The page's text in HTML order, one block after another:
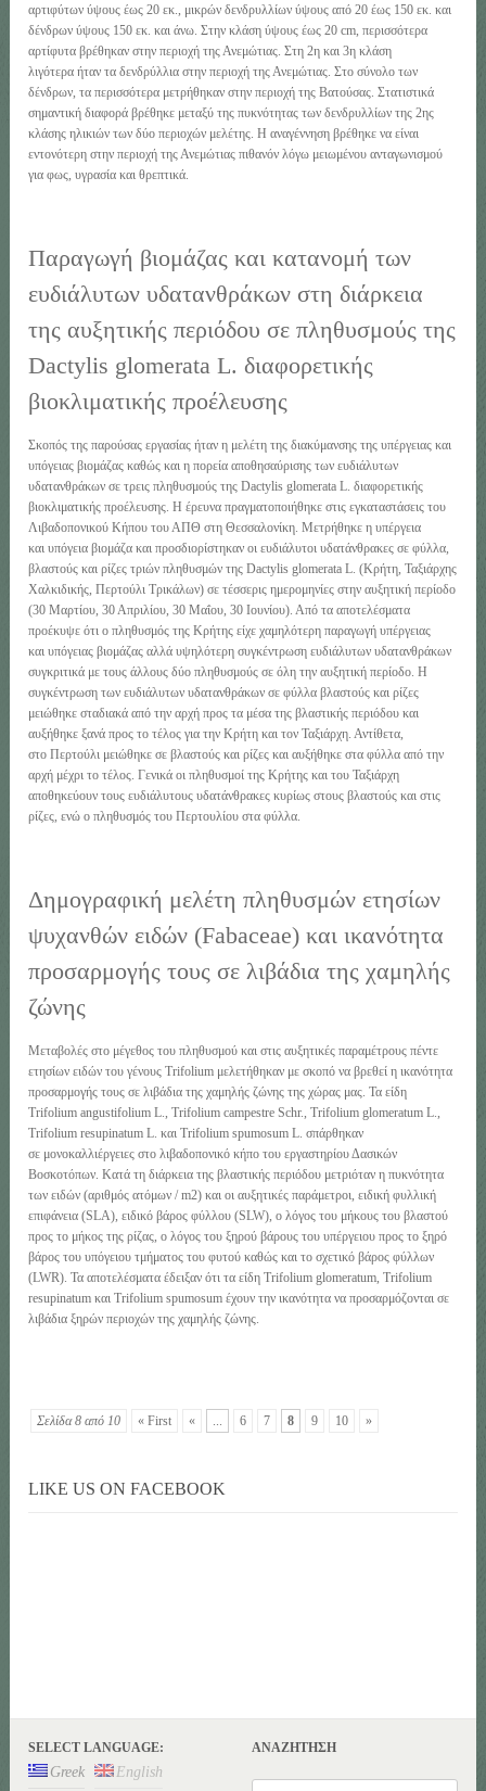
αρτιφύτων ύψους έως 20 εκ., μικρών δενδρυλλίων ύψους από 20 έως 150 εκ. και
δένδρων ύψους 150 εκ. και άνω. Στην κλάση ύψους έως 20 cm, περισσότερα
αρτίφυτα βρέθηκαν στην περιοχή της Ανεμώτιας. Στη 2η και 3η κλάση
λιγότερα ήταν τα δενδρύλλια στην περιοχή της Ανεμώτιας. Στο σύνολο των
δένδρων, τα περισσότερα μετρήθηκαν στην περιοχή της Βατούσας. Στατιστικά
σημαντική διαφορά βρέθηκε μεταξύ της πυκνότητας των δενδρυλλίων της 2ης
κλάσης ηλικιών των δύο περιοχών μελέτης. Η αναγέννηση βρέθηκε να είναι
εντονότερη στην περιοχή της Ανεμώτιας πιθανόν λόγω μειωμένου ανταγωνισμού
για φως, υγρασία και θρεπτικά.
Παραγωγή βιομάζας και κατανομή των
ευδιάλυτων υδατανθράκων στη διάρκεια
της αυξητικής περιόδου σε πληθυσμούς της
Dactylis glomerata L. διαφορετικής
βιοκλιματικής προέλευσης
Σκοπός της παρούσας εργασίας ήταν η μελέτη της διακύμανσης της υπέργειας και
υπόγειας βιομάζας καθώς και η πορεία αποθησαύρισης των ευδιάλυτων
υδατανθράκων σε τρεις πληθυσμούς της Dactylis glomerata L. διαφορετικής
βιοκλιματικής προέλευσης. Η έρευνα πραγματοποιήθηκε στις εγκαταστάσεις του
Λιβαδοπονικού Κήπου του ΑΠΘ στη Θεσσαλονίκη. Μετρήθηκε η υπέργεια
και υπόγεια βιομάζα και προσδιορίστηκαν οι ευδιάλυτοι υδατάνθρακες σε φύλλα,
βλαστούς και ρίζες τριών πληθυσμών της Dactylis glomerata L. (Κρήτη, Ταξιάρχης
Χαλκιδικής, Περτούλι Τρικάλων) σε τέσσερις ημερομηνίες στην αυξητική περίοδο
(30 Μαρτίου, 30 Απριλίου, 30 Μαΐου, 30 Ιουνίου). Από τα αποτελέσματα
προέκυψε ότι o πληθυσμός της Κρήτης είχε χαμηλότερη παραγωγή υπέργειας
και υπόγειας βιομάζας αλλά υψηλότερη συγκέντρωση ευδιάλυτων υδατανθράκων
συγκριτικά με τους άλλους δύο πληθυσμούς σε όλη την αυξητική περίοδο. Η
συγκέντρωση των ευδιάλυτων υδατανθράκων σε φύλλα βλαστούς και ρίζες
μειώθηκε σταδιακά από την αρχή προς τα μέσα της βλαστικής περιόδου και
αυξήθηκε ξανά προς το τέλος για την Κρήτη και τον Ταξιάρχη. Αντίθετα,
στο Περτούλι μειώθηκε σε βλαστούς και ρίζες και αυξήθηκε στα φύλλα από την
αρχή μέχρι το τέλος. Γενικά οι πληθυσμοί της Κρήτης και του Ταξιάρχη
αποθηκεύουν τους ευδιάλυτους υδατάνθρακες κυρίως στους βλαστούς και στις
ρίζες, ενώ ο πληθυσμός του Περτουλίου στα φύλλα.
Δημογραφική μελέτη πληθυσμών ετησίων
ψυχανθών ειδών (Fabaceae) και ικανότητα
προσαρμογής τους σε λιβάδια της χαμηλής
ζώνης
Μεταβολές στο μέγεθος του πληθυσμού και στις αυξητικές παραμέτρους πέντε
ετησίων ειδών του γένους Trifolium μελετήθηκαν με σκοπό να βρεθεί η ικανότητα
προσαρμογής τους σε λιβάδια της χαμηλής ζώνης της χώρας μας. Τα είδη
Trifolium angustifolium L., Trifolium campestre Schr., Trifolium glomeratum L.,
Trifolium resupinatum L. και Trifolium spumosum L. σπάρθηκαν
σε μονοκαλλιέργειες στο λιβαδοπονικό κήπο του εργαστηρίου Δασικών
Βοσκοτόπων. Κατά τη διάρκεια της βλαστικής περιόδου μετριόταν η πυκνότητα
των ειδών (αριθμός ατόμων / m2) και οι αυξητικές παράμετροι, ειδική φυλλική
επιφάνεια (SLA), ειδικό βάρος φύλλου (SLW), ο λόγος του μήκους του βλαστού
προς το μήκος της ρίζας, ο λόγος του ξηρού βάρους του υπέργειου προς το ξηρό
βάρος του υπόγειου τμήματος του φυτού καθώς και το σχετικό βάρος φύλλων
(LWR). Τα αποτελέσματα έδειξαν ότι τα είδη Trifolium glomeratum, Trifolium
resupinatum και Trifolium spumosum έχουν την ικανότητα να προσαρμόζονται σε
λιβάδια ξηρών περιοχών της χαμηλής ζώνης.
Σελίδα 8 από 10 « First « ... 6 7 8 9 10 »
LIKE US ON FACEBOOK
SELECT LANGUAGE:
Greek English
ΑΝΑΖΉΤΗΣΗ